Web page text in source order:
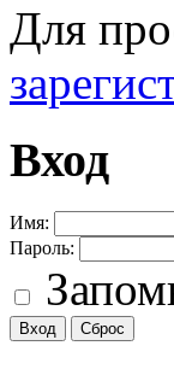
Для
Вход
Имя:
Пароль: